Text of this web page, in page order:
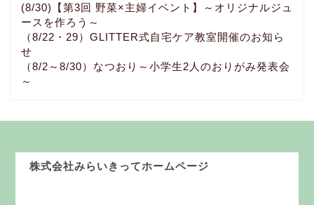
(8/30)【第3回 野菜×主婦イベント】～オリジナルジュ
ースを作ろう～
（8/22・29）GLITTER式自宅ケア教室開催のお知ら
せ
（8/2～8/30）なつおり～小学生2人のおりがみ発表会
～
株式会社みらいきってホームページ